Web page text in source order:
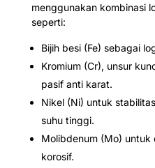
menggunakan kombinasi
seperti:
Bijih besi (Fe) sebagai
Kromium (Cr), unsur
pasif anti karat.
Nikel (Ni) untuk
suhu tinggi.
Molibdenum (Mo)
korosif.